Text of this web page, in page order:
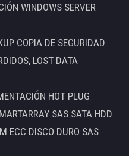
WINDOWS SERVER
COPIA DE SEGURIDAD
LOST DATA
HOT PLUG
SAS SATA HDD
ECC DISCO DURO SAS